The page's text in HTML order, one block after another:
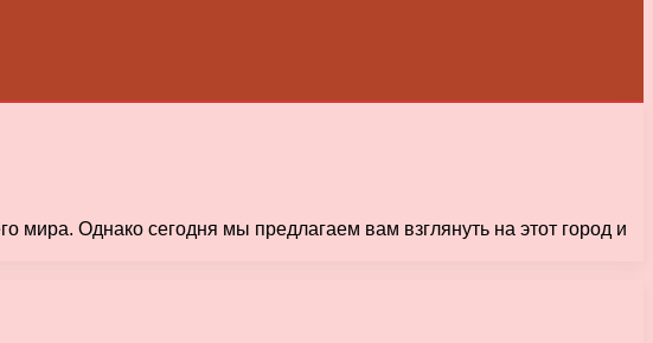
мира. Однако сегодня мы предлагаем вам взглянуть на этот город и